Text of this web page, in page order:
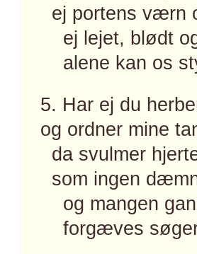
ej portens værn
ej lejet, blødt
alene kan os
5. Har ej du
og ordner mine
da svulmer
som ingen
og mangen
forgæves søger